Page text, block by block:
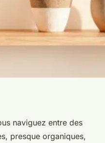
pour
naviguez entre des
presque organiques,